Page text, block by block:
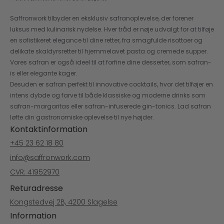
Saffronwork tilbyder en eksklusiv safranoplevelse, der forener
luksus med kulinarisk nydelse. Hver tråd er nøje udvalgt for at tilføje
en sofistikeret elegance til dine retter, fra smagfulde risottoer og
delikate skaldyrsretter til hjemmelavet pasta og cremede supper.
Vores safran er også ideel til at forfine dine desserter, som safran-
is eller elegante kager.
Desuden er safran perfekt til innovative cocktails, hvor det tilføjer en
intens dybde og farve til både klassiske og moderne drinks som
safran-margaritas eller safran-infuserede gin-tonics. Lad safran
løfte din gastronomiske oplevelse til nye højder.
Kontaktinformation
+45 23 62 18 80
info@saffronwork.com
CVR: 41952970
Returadresse
Kongstedvej 2B, 4200 Slagelse
Information